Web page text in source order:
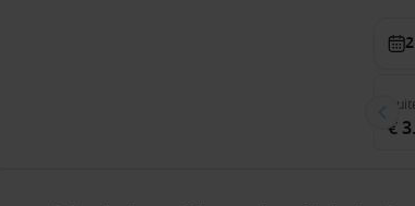
€